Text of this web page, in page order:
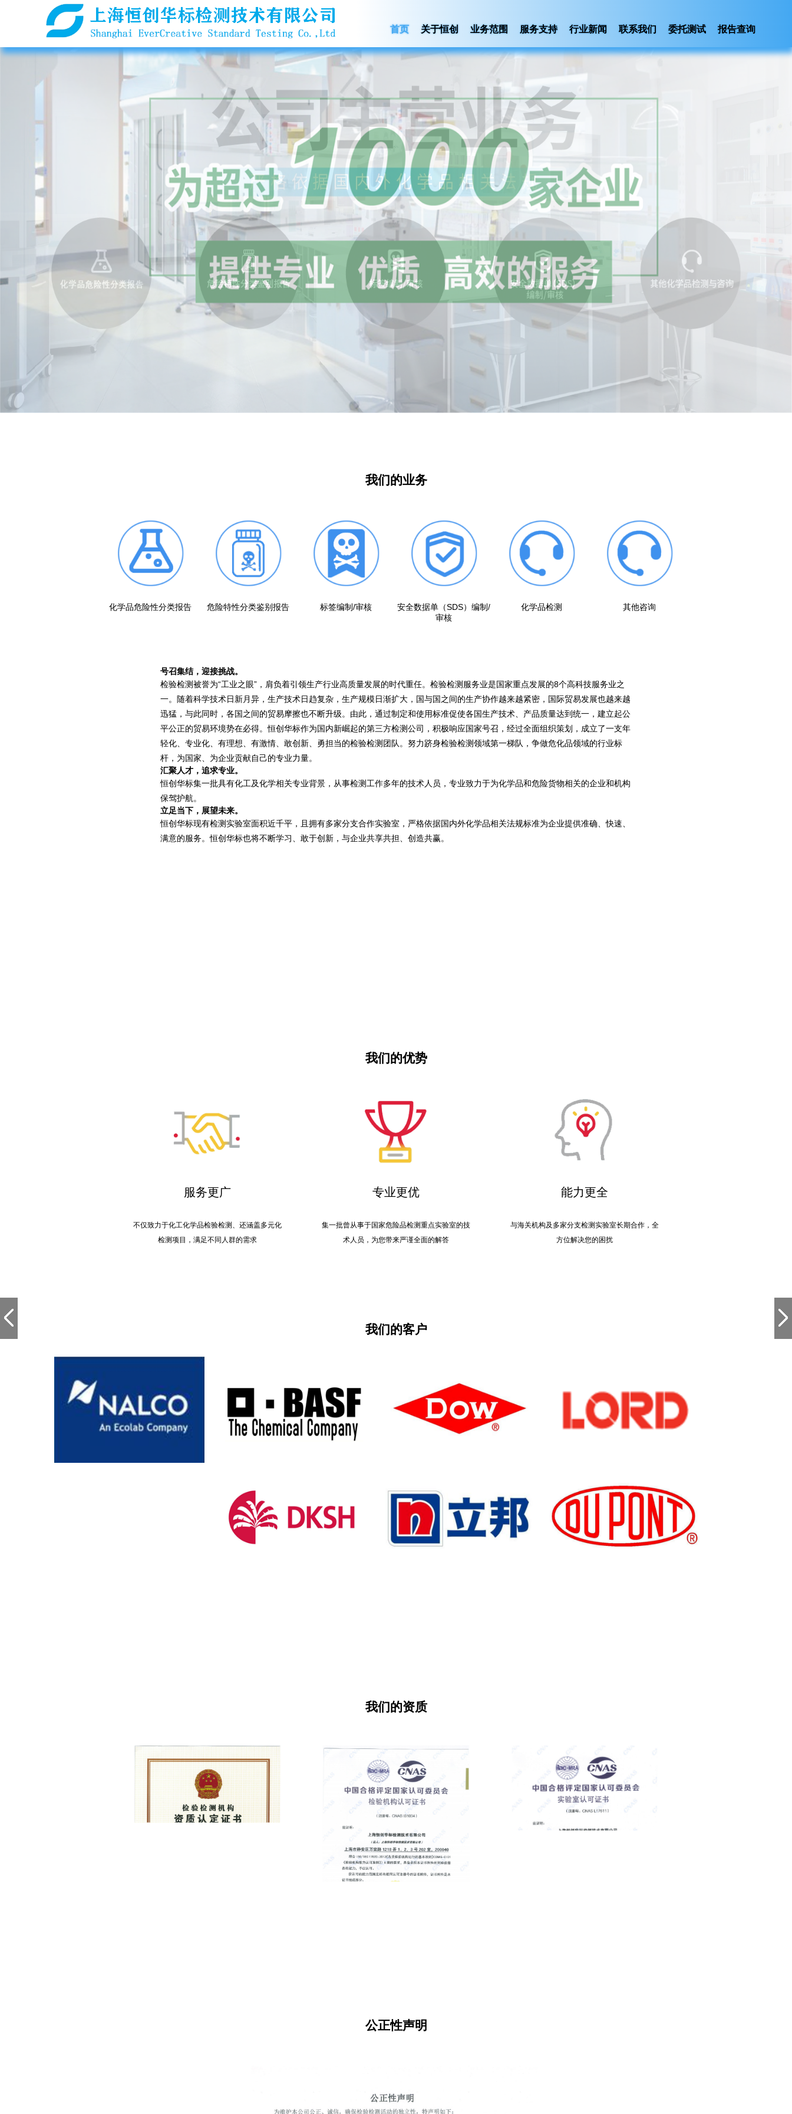
首页 关于恒创 业务范围 服务支持 行业新闻 联系我们 委托测试 报告查询
我们的业务
化学品危险性分类报告 危险特性分类鉴别报告 标签编制/审核
安全数据单（SDS）编制/
审核
化学品检测 其他咨询
号召集结，迎接挑战。
检验检测被誉为“工业之眼”，肩负着引领生产行业高质量发展的时代重任。检验检测服务业是国家重点发展的8个高科技服务业之
一。随着科学技术日新月异，生产技术日趋复杂，生产规模日渐扩大，国与国之间的生产协作越来越紧密，国际贸易发展也越来越
迅猛，与此同时，各国之间的贸易摩擦也不断升级。由此，通过制定和使用标准促使各国生产技术、产品质量达到统一，建立起公
平公正的贸易环境势在必得。恒创华标作为国内新崛起的第三方检测公司，积极响应国家号召，经过全面组织策划，成立了一支年
轻化、专业化、有理想、有激情、敢创新、勇担当的检验检测团队。努力跻身检验检测领域第一梯队，争做危化品领域的行业标
杆，为国家、为企业贡献自己的专业力量。
汇聚人才，追求专业。
恒创华标集一批具有化工及化学相关专业背景，从事检测工作多年的技术人员，专业致力于为化学品和危险货物相关的企业和机构
保驾护航。
立足当下，展望未来。
恒创华标现有检测实验室面积近千平，且拥有多家分支合作实验室，严格依据国内外化学品相关法规标准为企业提供准确、快速、
满意的服务。恒创华标也将不断学习、敢于创新，与企业共享共担、创造共赢。
我们的优势
服务更广
不仅致力于化工化学品检验检测、还涵盖多元化
检测项目，满足不同人群的需求
专业更优
集一批曾从事于国家危险品检测重点实验室的技
术人员，为您带来严谨全面的解答
能力更全
与海关机构及多家分支检测实验室长期合作，全
方位解决您的困扰
我们的客户
我们的资质
公正性声明